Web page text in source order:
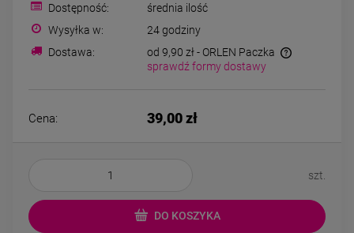
CHIRURGICZNA bigiel
koniczynki różowy
kryształek
44,00 zł
Dostępność:
średnia ilość
Wysyłka w:
24 godziny
Dostawa:
od 9,90 zł - ORLEN Paczka
sprawdź formy dostawy
Cena: 39,00 zł
szt.
DO KOSZYKA